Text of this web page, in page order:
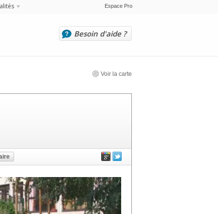
Espace Pro
Besoin d'aide ?
Voir la carte